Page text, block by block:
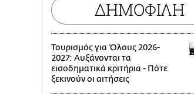
ΔΗΜΟΦΙΛΗ
Τουρισμός για Όλους 2026-
2027: Αυξάνονται τα
εισοδηματικά κριτήρια - Πότε
ξεκινούν οι αιτήσεις